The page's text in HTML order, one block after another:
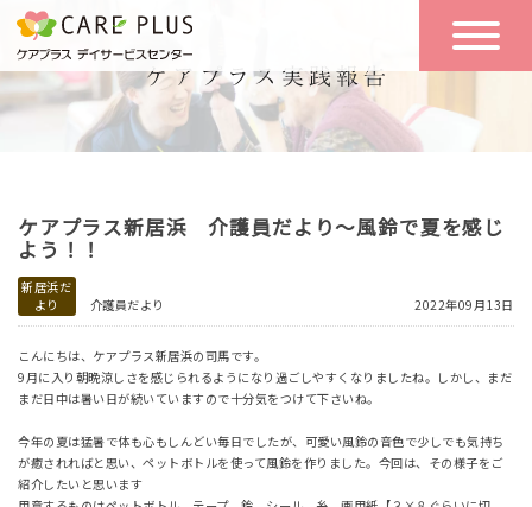
こんな方に
おすすめ
一日の流れ
一日体験
空き状況
実践報告
リクルート
ケアプラス新居浜 介護員だより～風鈴で夏を感じ
よう！！
新居浜だ
より
介護員だより 2022年09月13日
こんにちは、ケアプラス新居浜の司馬です。
9月に入り朝晩涼しさを感じられるようになり過ごしやすくなりましたね。しかし、まだ
まだ日中は暑い日が続いていますので十分気をつけて下さいね。
今年の夏は猛暑で体も心もしんどい毎日でしたが、可愛い風鈴の音色で少しでも気持ち
が癒されればと思い、ペットボトルを使って風鈴を作りました。今回は、その様子をご
紹介したいと思います